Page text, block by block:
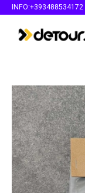
INFO:+393488534172
Slideshow Items